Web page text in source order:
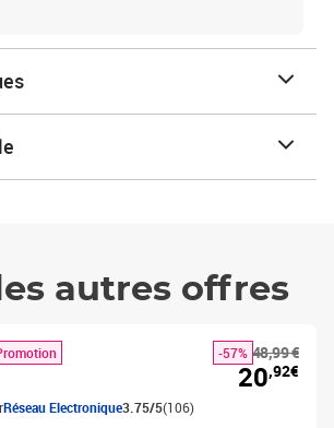
autres offres
Réseau Electronique3.75/5(106)
48,99 €
-57%
20,92€